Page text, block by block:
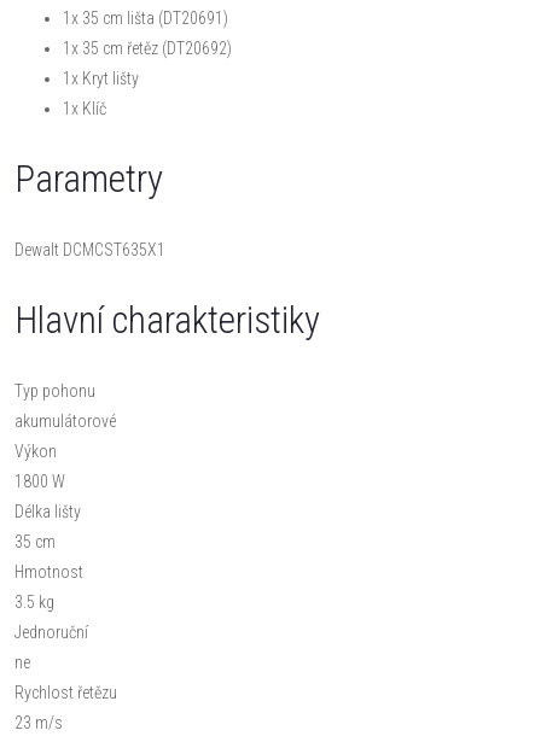
1x 35 cm lišta (DT20691)
1x 35 cm řetěz (DT20692)
1x Kryt lišty
1x Klíč
Parametry
Dewalt DCMCST635X1
Hlavní charakteristiky
Typ pohonu
akumulátorové
Výkon
1800 W
Délka lišty
35 cm
Hmot­nost
3.5 kg
Jednoruční
ne
Rychlost řetězu
23 m/s